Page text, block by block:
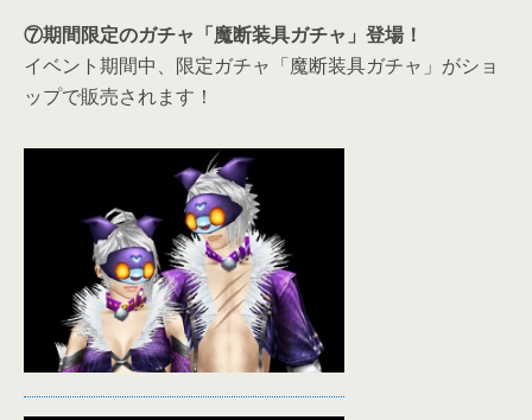
⑦期間限定のガチャ「魔断装具ガチャ」登場！
イベント期間中、限定ガチャ「魔断装具ガチャ」がショ
ップで販売されます！